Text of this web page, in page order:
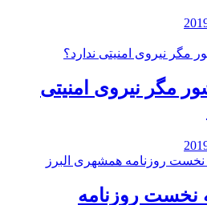
مگر نیروی امنیتی
نخست روزنامه‌